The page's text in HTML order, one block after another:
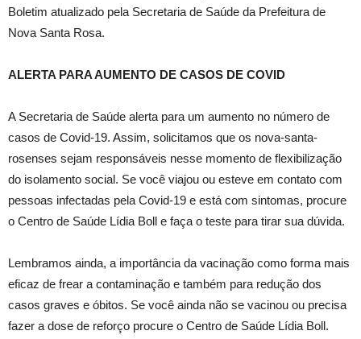
Boletim atualizado pela Secretaria de Saúde da Prefeitura de
Nova Santa Rosa.
ALERTA PARA AUMENTO DE CASOS DE COVID
A Secretaria de Saúde alerta para um aumento no número de
casos de Covid-19. Assim, solicitamos que os nova-santa-
rosenses sejam responsáveis nesse momento de flexibilização
do isolamento social. Se você viajou ou esteve em contato com
pessoas infectadas pela Covid-19 e está com sintomas, procure
o Centro de Saúde Lídia Boll e faça o teste para tirar sua dúvida.
Lembramos ainda, a importância da vacinação como forma mais
eficaz de frear a contaminação e também para redução dos
casos graves e óbitos. Se você ainda não se vacinou ou precisa
fazer a dose de reforço procure o Centro de Saúde Lídia Boll.